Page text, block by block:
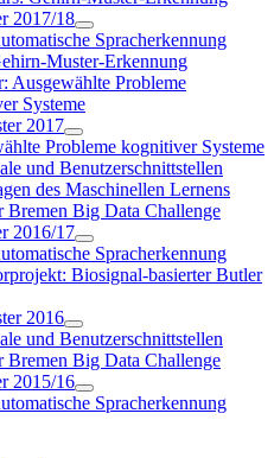
2017/18
Spracherkennung
Muster-Erkennung
Ausgewählte Probleme
Systeme
2017
Probleme kognitiver Systeme
und Benutzerschnittstellen
des Maschinellen Lernens
Bremen Big Data Challenge
2016/17
Spracherkennung
Biosignal-basierter Butler
2016
und Benutzerschnittstellen
Bremen Big Data Challenge
2015/16
Spracherkennung